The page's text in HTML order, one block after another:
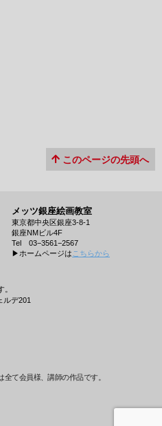
このページの先頭へ
メッツ銀座絵画教室
東京都中央区銀座3-8-1
銀座NMビル4F
Tel 03−3561−2567
▶︎ホームページは こちらから
ルデ201
て会員様、講師の作品です。